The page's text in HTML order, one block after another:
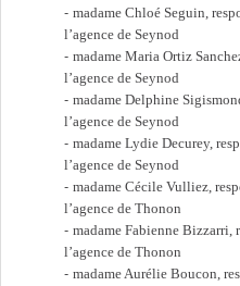
madame Chloé Seguin,
l’agence de Seynod
madame Maria Ortiz
l’agence de Seynod
madame Delphine
l’agence de Seynod
madame Lydie Decurey,
l’agence de Seynod
madame Cécile Vulliez,
l’agence de Thonon
madame Fabienne Bizzarri,
l’agence de Thonon
madame Aurélie Boucon,